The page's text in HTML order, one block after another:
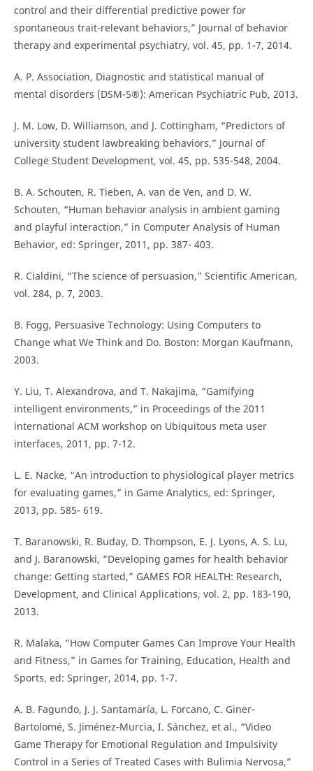
control and their differential predictive power for
spontaneous trait-relevant behaviors,” Journal of behavior
therapy and experimental psychiatry, vol. 45, pp. 1-7, 2014.
A. P. Association, Diagnostic and statistical manual of
mental disorders (DSM-5®): American Psychiatric Pub, 2013.
J. M. Low, D. Williamson, and J. Cottingham, “Predictors of
university student lawbreaking behaviors,” Journal of
College Student Development, vol. 45, pp. 535-548, 2004.
B. A. Schouten, R. Tieben, A. van de Ven, and D. W.
Schouten, “Human behavior analysis in ambient gaming
and playful interaction,” in Computer Analysis of Human
Behavior, ed: Springer, 2011, pp. 387- 403.
R. Cialdini, “The science of persuasion,” Scientific American,
vol. 284, p. 7, 2003.
B. Fogg, Persuasive Technology: Using Computers to
Change what We Think and Do. Boston: Morgan Kaufmann,
2003.
Y. Liu, T. Alexandrova, and T. Nakajima, “Gamifying
intelligent environments,” in Proceedings of the 2011
international ACM workshop on Ubiquitous meta user
interfaces, 2011, pp. 7-12.
L. E. Nacke, “An introduction to physiological player metrics
for evaluating games,” in Game Analytics, ed: Springer,
2013, pp. 585- 619.
T. Baranowski, R. Buday, D. Thompson, E. J. Lyons, A. S. Lu,
and J. Baranowski, “Developing games for health behavior
change: Getting started,” GAMES FOR HEALTH: Research,
Development, and Clinical Applications, vol. 2, pp. 183-190,
2013.
R. Malaka, “How Computer Games Can Improve Your Health
and Fitness,” in Games for Training, Education, Health and
Sports, ed: Springer, 2014, pp. 1-7.
A. B. Fagundo, J. J. Santamaría, L. Forcano, C. Giner‐
Bartolomé, S. Jiménez‐Murcia, I. Sánchez, et al., “Video
Game Therapy for Emotional Regulation and Impulsivity
Control in a Series of Treated Cases with Bulimia Nervosa,”